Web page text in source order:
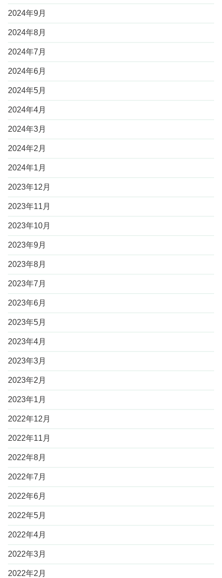
2024年9月
2024年8月
2024年7月
2024年6月
2024年5月
2024年4月
2024年3月
2024年2月
2024年1月
2023年12月
2023年11月
2023年10月
2023年9月
2023年8月
2023年7月
2023年6月
2023年5月
2023年4月
2023年3月
2023年2月
2023年1月
2022年12月
2022年11月
2022年8月
2022年7月
2022年6月
2022年5月
2022年4月
2022年3月
2022年2月